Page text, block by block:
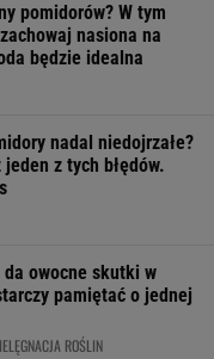
pomidorów? W tym
nasiona na
będzie idealna
nadal niedojrzałe?
z tych błędów.
owocne skutki w
pamiętać o jednej
ROŚLIN